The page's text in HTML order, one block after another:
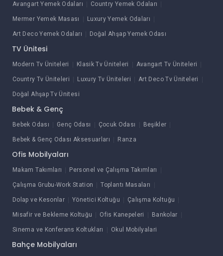
Avangart Yemek Odaları Country Yemek Odaları
Mermer Yemek Masası Luxury Yemek Odaları
Art Deco Yemek Odaları Doğal Ahşap Yemek Odası
TV Ünitesi
Modern Tv Üniteleri Klasik Tv Üniteleri Avangart Tv Üniteleri
Country Tv Üniteleri Luxury Tv Üniteleri Art Deco Tv Üniteleri
Doğal Ahşap Tv Ünitesi
Bebek & Genç
Bebek Odası Genç Odası Çocuk Odası Beşikler
Bebek & Genç Odası Aksesuarları Ranza
Ofis Mobilyaları
Makam Takımları Personel ve Çalışma Takımları
Çalışma Grubu-Work Station Toplantı Masaları
Dolap ve Kesonlar Yönetici Koltuğu Çalışma Koltuğu
Misafir ve Bekleme Koltuğu Ofis Kanepeleri Bankolar
Sinema ve Konferans Koltukları Okul Mobilyalari
Bahçe Mobilyaları